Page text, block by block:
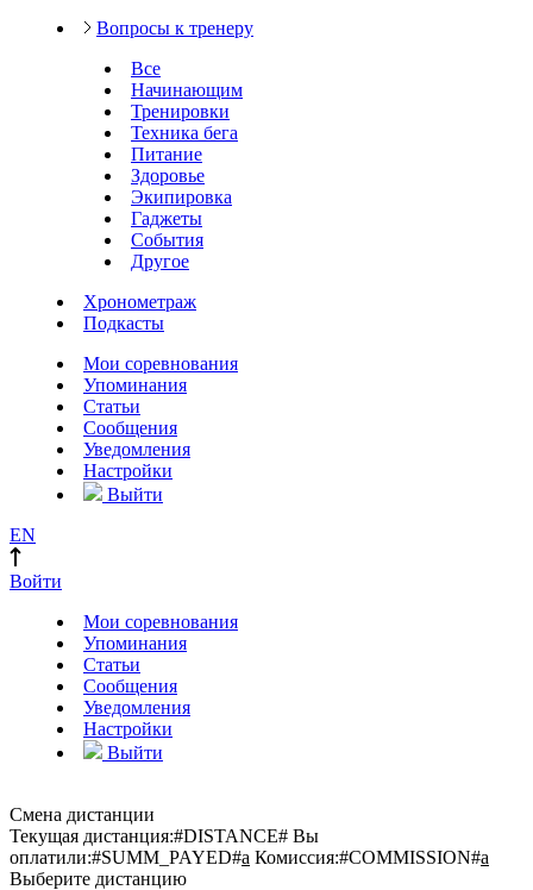
Вопросы к тренеру
Все
Начинающим
Тренировки
Техника бега
Питание
Здоровье
Экипировка
Гаджеты
События
Другое
Хронометраж
Подкасты
Мои соревнования
Упоминания
Статьи
Сообщения
Уведомления
Настройки
Выйти
EN
Войти
Мои соревнования
Упоминания
Статьи
Сообщения
Уведомления
Настройки
Выйти
Смена дистанции
Текущая дистанция:#DISTANCE# Вы
оплатили:#SUMM_PAYED#a Комиссия:#COMMISSION#a
Выберите дистанцию